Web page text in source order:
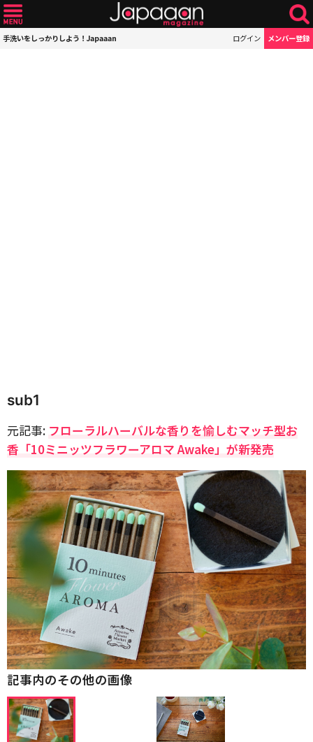
手洗いをしっかりしよう！Japaaan ログイン メンバー登録
sub1
元記事: フローラルハーバルな香りを愉しむマッチ型お
香「10ミニッツフラワーアロマ Awake」が新発売
記事内のその他の画像